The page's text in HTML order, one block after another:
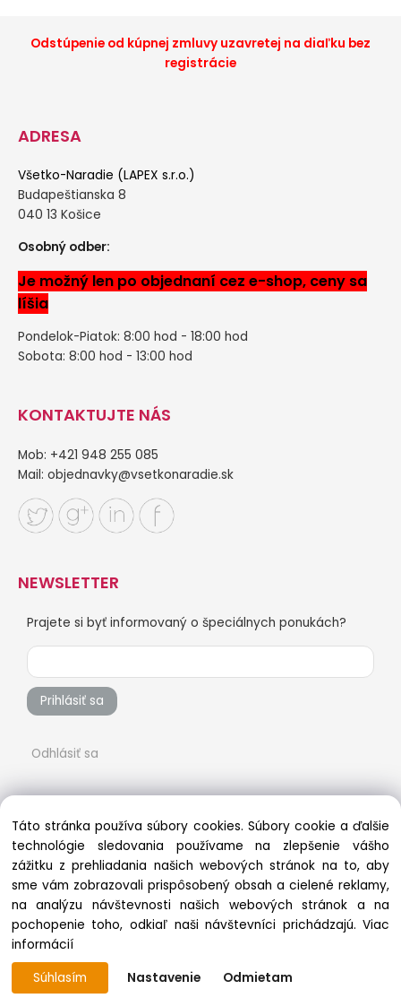
Odstúpenie od kúpnej zmluvy uzavretej na diaľku bez
registrácie
ADRESA
Všetko-Naradie (LAPEX s.r.o.)
Budapeštianska 8
040 13 Košice
Osobný odber:
Je možný len po objednaní cez e-shop, ceny sa
líšia
Pondelok-Piatok: 8:00 hod - 18:00 hod
Sobota: 8:00 hod - 13:00 hod
KONTAKTUJTE NÁS
Mob: +421 948 255 085
Mail: objednavky@vsetkonaradie.sk
NEWSLETTER
Prajete si byť informovaný o špeciálnych ponukách?
Prihlásiť sa
Odhlásiť sa
Copyright © 2022 vsetkonaradie.sk, All rights reserved
Táto stránka používa súbory cookies. Súbory cookie a ďalšie
technológie sledovania používame na zlepšenie vášho
zážitku z prehliadania našich webových stránok na to, aby
sme vám zobrazovali prispôsobený obsah a cielené reklamy,
na analýzu návštevnosti našich webových stránok a na
pochopenie toho, odkiaľ naši návštevníci prichádzajú.Viac
informácií
Súhlasím
Nastavenie Odmietam